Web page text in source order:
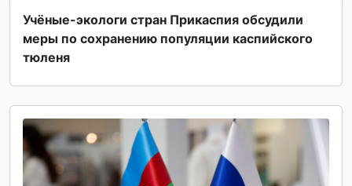
Учёные-экологи стран Прикаспия обсудили
меры по сохранению популяции каспийского
тюленя